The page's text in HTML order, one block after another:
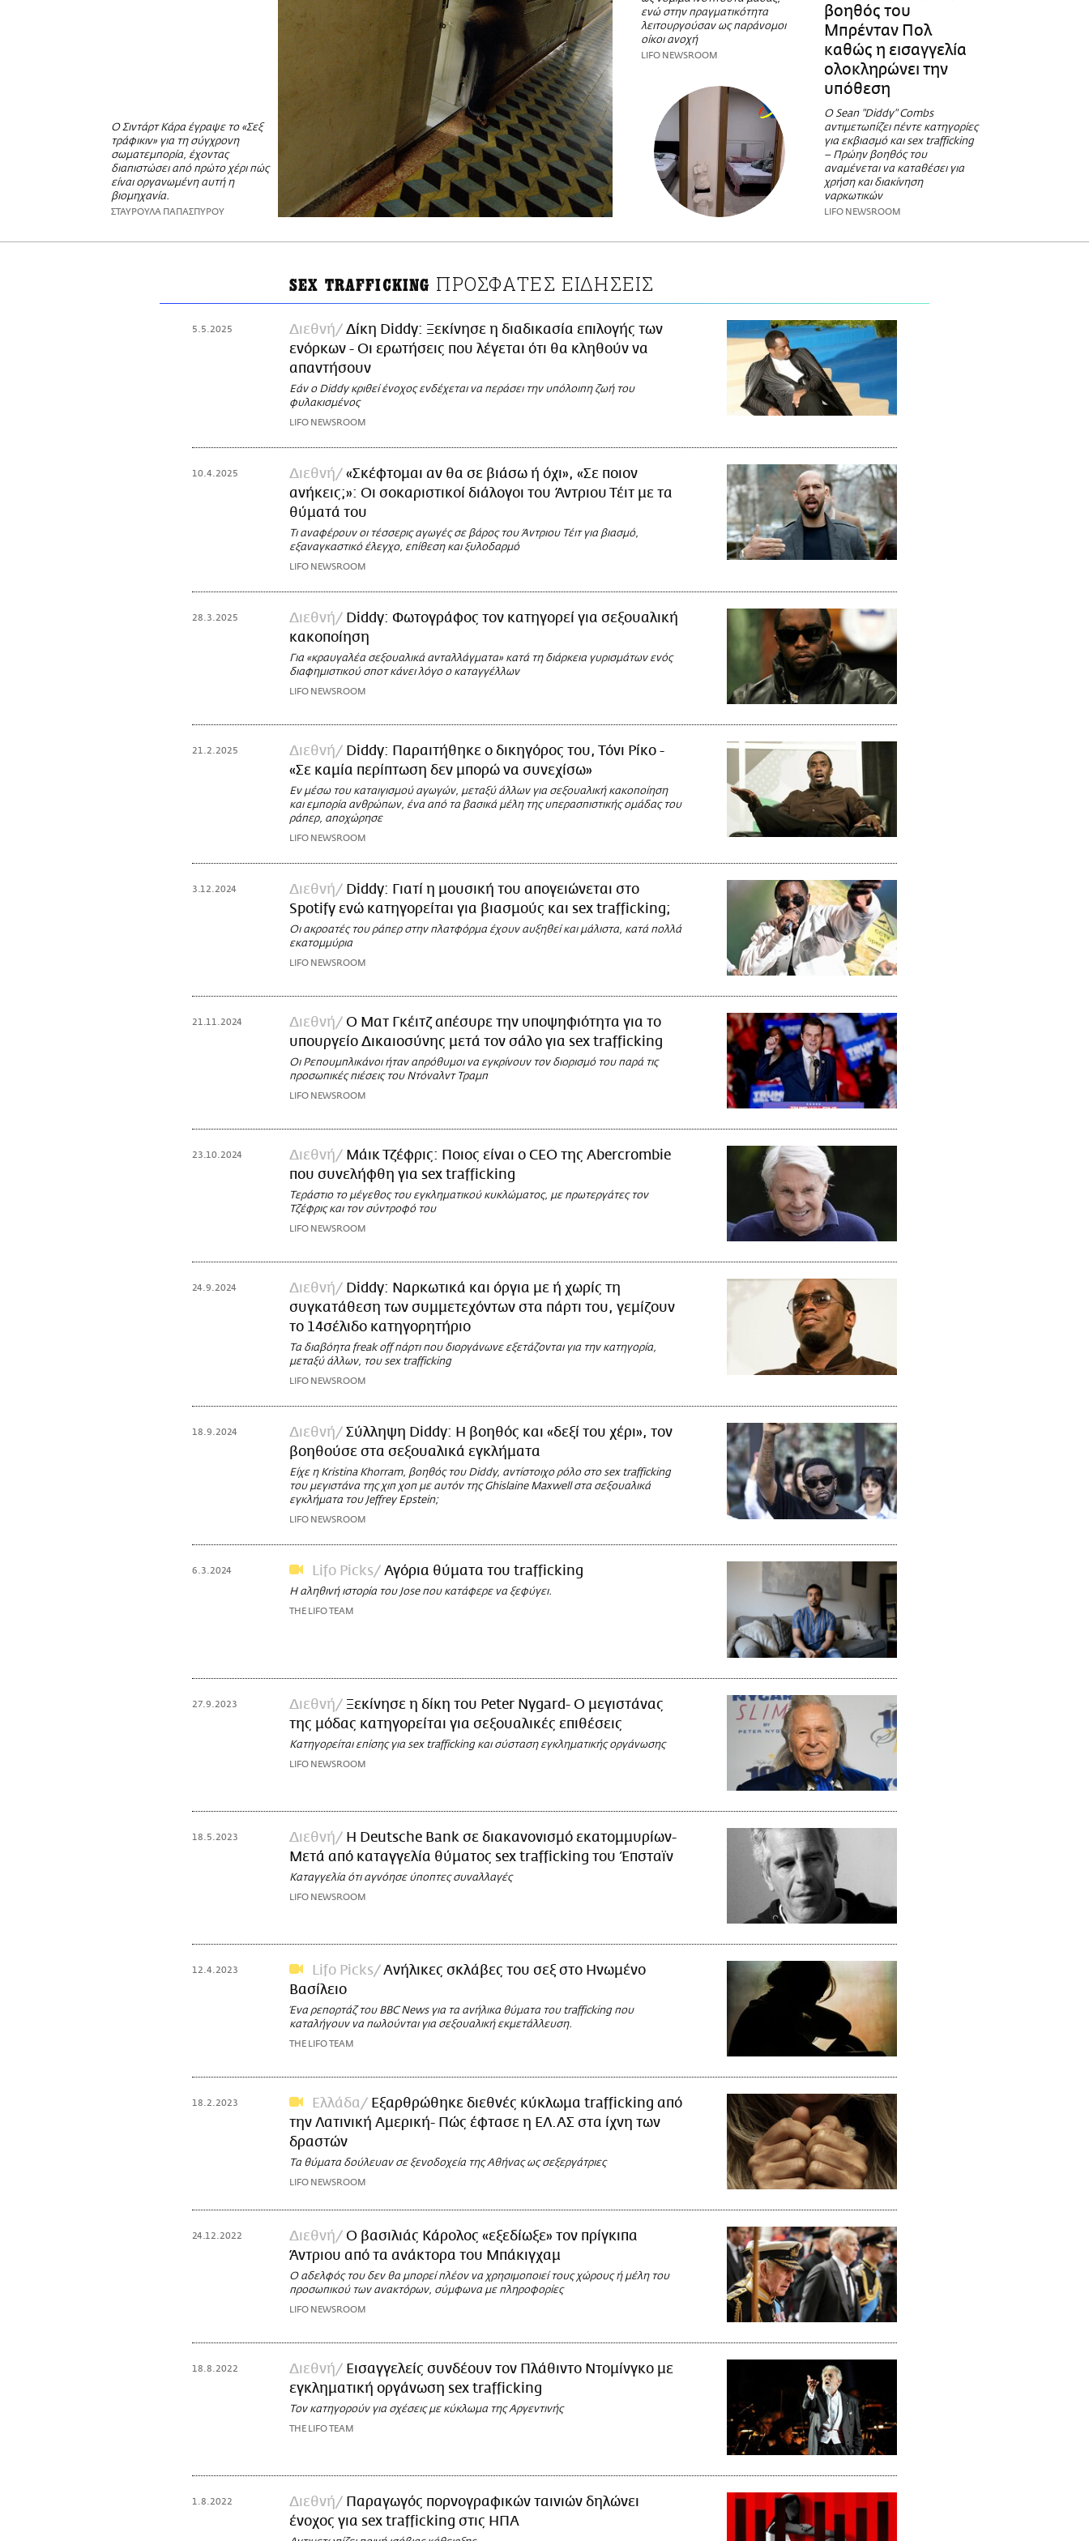
O Σιντάρτ Κάρα έγραψε το «Σεξ
τράφικιν» για τη σύγχρονη
σωματεμπορία, έχοντας
διαπιστώσει από πρώτο χέρι πώς
είναι οργανωμένη αυτή η
βιομηχανία.
ΣΤΑΥΡΟΥΛΑ ΠΑΠΑΣΠΥΡΟΥ
ενώ στην πραγματικότητα
λειτουργούσαν ως παράνομοι
οίκοι ανοχή
LIFO NEWSROOM
βοηθός του
Μπρένταν Πολ
καθώς η εισαγγελία
ολοκληρώνει την
υπόθεση
Ο Sean "Diddy" Combs
αντιμετωπίζει πέντε κατηγορίες
για εκβιασμό και sex trafficking
– Πρώην βοηθός του
αναμένεται να καταθέσει για
χρήση και διακίνηση
ναρκωτικών
LIFO NEWSROOM
SEX TRAFFICKING ΠΡΟΣΦΑΤΕΣ ΕΙΔΗΣΕΙΣ
5.5.2025 Διεθνή
Δίκη Diddy: Ξεκίνησε η διαδικασία επιλογής των
ενόρκων - Οι ερωτήσεις που λέγεται ότι θα κληθούν να
απαντήσουν
Εάν ο Diddy κριθεί ένοχος ενδέχεται να περάσει την υπόλοιπη ζωή του
φυλακισμένος
LIFO NEWSROOM
10.4.2025 Διεθνή
«Σκέφτομαι αν θα σε βιάσω ή όχι», «Σε ποιον
ανήκεις;»: Οι σοκαριστικοί διάλογοι του Άντριου Τέιτ με τα
θύματά του
Τι αναφέρουν οι τέσσερις αγωγές σε βάρος του Άντριου Τέιτ για βιασμό,
εξαναγκαστικό έλεγχο, επίθεση και ξυλοδαρμό
LIFO NEWSROOM
28.3.2025 Διεθνή
Diddy: Φωτογράφος τον κατηγορεί για σεξουαλική
κακοποίηση
Για «κραυγαλέα σεξουαλικά ανταλλάγματα» κατά τη διάρκεια γυρισμάτων ενός
διαφημιστικού σποτ κάνει λόγο ο καταγγέλλων
LIFO NEWSROOM
21.2.2025 Διεθνή
Diddy: Παραιτήθηκε ο δικηγόρος του, Τόνι Ρίκο -
«Σε καμία περίπτωση δεν μπορώ να συνεχίσω»
Εν μέσω του καταιγισμού αγωγών, μεταξύ άλλων για σεξουαλική κακοποίηση
και εμπορία ανθρώπων, ένα από τα βασικά μέλη της υπερασπιστικής ομάδας του
ράπερ, αποχώρησε
LIFO NEWSROOM
3.12.2024 Διεθνή
Diddy: Γιατί η μουσική του απογειώνεται στο
Spotify ενώ κατηγορείται για βιασμούς και sex trafficking;
Οι ακροατές του ράπερ στην πλατφόρμα έχουν αυξηθεί και μάλιστα, κατά πολλά
εκατομμύρια
LIFO NEWSROOM
21.11.2024 Διεθνή
Ο Ματ Γκέιτζ απέσυρε την υποψηφιότητα για το
υπουργείο Δικαιοσύνης μετά τον σάλο για sex trafficking
Οι Ρεπουμπλικάνοι ήταν απρόθυμοι να εγκρίνουν τον διορισμό του παρά τις
προσωπικές πιέσεις του Ντόναλντ Τραμπ
LIFO NEWSROOM
23.10.2024 Διεθνή
Μάικ Τζέφρις: Ποιος είναι ο CEO της Abercrombie
που συνελήφθη για sex trafficking
Τεράστιο το μέγεθος του εγκληματικού κυκλώματος, με πρωτεργάτες τον
Τζέφρις και τον σύντροφό του
LIFO NEWSROOM
24.9.2024 Διεθνή
Diddy: Ναρκωτικά και όργια με ή χωρίς τη
συγκατάθεση των συμμετεχόντων στα πάρτι του, γεμίζουν
το 14σέλιδο κατηγορητήριο
Τα διαβόητα freak off πάρτι που διοργάνωνε εξετάζονται για την κατηγορία,
μεταξύ άλλων, του sex trafficking
LIFO NEWSROOM
18.9.2024 Διεθνή
Σύλληψη Diddy: H βοηθός και «δεξί του χέρι», τον
βοηθούσε στα σεξουαλικά εγκλήματα
Είχε η Kristina Khorram, βοηθός του Diddy, αντίστοιχο ρόλο στο sex trafficking
του μεγιστάνα της χιπ χοπ με αυτόν της Ghislaine Maxwell στα σεξουαλικά
εγκλήματα του Jeffrey Epstein;
LIFO NEWSROOM
6.3.2024 Lifo Picks Αγόρια θύματα του trafficking
Η αληθινή ιστορία του Jose που κατάφερε να ξεφύγει.
THE LIFO TEAM
27.9.2023 Διεθνή
Ξεκίνησε η δίκη του Peter Nygard- Ο μεγιστάνας
της μόδας κατηγορείται για σεξουαλικές επιθέσεις
Κατηγορείται επίσης για sex trafficking και σύσταση εγκληματικής οργάνωσης
LIFO NEWSROOM
18.5.2023 Διεθνή
Η Deutsche Bank σε διακανονισμό εκατομμυρίων-
Μετά από καταγγελία θύματος sex trafficking του Έπσταϊν
Καταγγελία ότι αγνόησε ύποπτες συναλλαγές
LIFO NEWSROOM
12.4.2023 Lifo Picks
Aνήλικες σκλάβες του σεξ στο Ηνωμένο
Βασίλειο
Ένα ρεπορτάζ του BBC News για τα ανήλικα θύματα του trafficking που
καταλήγουν να πωλούνται για σεξουαλική εκμετάλλευση.
THE LIFO TEAM
18.2.2023 Ελλάδα
Εξαρθρώθηκε διεθνές κύκλωμα trafficking από
την Λατινική Αμερική- Πώς έφτασε η ΕΛ.ΑΣ στα ίχνη των
δραστών
Τα θύματα δούλευαν σε ξενοδοχεία της Αθήνας ως σεξεργάτριες
LIFO NEWSROOM
24.12.2022 Διεθνή
Ο βασιλιάς Κάρολος «εξεδίωξε» τον πρίγκιπα
Άντριου από τα ανάκτορα του Μπάκιγχαμ
Ο αδελφός του δεν θα μπορεί πλέον να χρησιμοποιεί τους χώρους ή μέλη του
προσωπικού των ανακτόρων, σύμφωνα με πληροφορίες
LIFO NEWSROOM
18.8.2022 Διεθνή
Εισαγγελείς συνδέουν τον Πλάθιντο Ντομίνγκο με
εγκληματική οργάνωση sex trafficking
Τον κατηγορούν για σχέσεις με κύκλωμα της Αργεντινής
THE LIFO TEAM
1.8.2022 Διεθνή
Παραγωγός πορνογραφικών ταινιών δηλώνει
ένοχος για sex trafficking στις ΗΠΑ